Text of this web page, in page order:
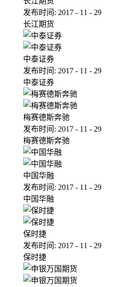
发布时间: 2017 - 11 - 29
长江期货
中泰证券
发布时间: 2017 - 11 - 29
中泰证券
梅赛德斯奔驰
发布时间: 2017 - 11 - 29
梅赛德斯奔驰
中国华融
发布时间: 2017 - 11 - 29
中国华融
保时捷
发布时间: 2017 - 11 - 29
保时捷